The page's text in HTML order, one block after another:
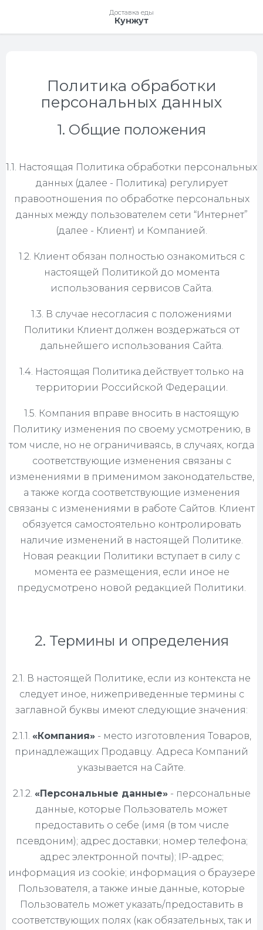
Доставка еды
Кунжут
Политика обработки
персональных данных
1. Общие положения
1.1. Настоящая Политика обработки персональных
данных (далее - Политика) регулирует
правоотношения по обработке персональных
данных между пользователем сети “Интернет”
(далее - Клиент) и Компанией.
1.2. Клиент обязан полностью ознакомиться с
настоящей Политикой до момента
использования сервисов Сайта.
1.3. В случае несогласия с положениями
Политики Клиент должен воздержаться от
дальнейшего использования Сайта.
1.4. Настоящая Политика действует только на
территории Российской Федерации.
1.5. Компания вправе вносить в настоящую
Политику изменения по своему усмотрению, в
том числе, но не ограничиваясь, в случаях, когда
соответствующие изменения связаны с
изменениями в применимом законодательстве,
а также когда соответствующие изменения
связаны с изменениями в работе Сайтов. Клиент
обязуется самостоятельно контролировать
наличие изменений в настоящей Политике.
Новая реакции Политики вступает в силу с
момента ее размещения, если иное не
предусмотрено новой редакцией Политики.
2. Термины и определения
2.1. В настоящей Политике, если из контекста не
следует иное, нижеприведенные термины с
заглавной буквы имеют следующие значения:
2.1.1. «Компания»- место изготовления Товаров,
принадлежащих Продавцу. Адреса Компаний
указывается на Сайте.
2.1.2. «Персональные данные»- персональные
данные, которые Пользователь может
предоставить о себе (имя (в том числе
псевдоним); адрес доставки; номер телефона;
адрес электронной почты); IP-адрес;
информация из cookie; информация о браузере
Пользователя, а также иные данные, которые
Пользователь может указать/предоставить в
соответствующих полях (как обязательных, так и